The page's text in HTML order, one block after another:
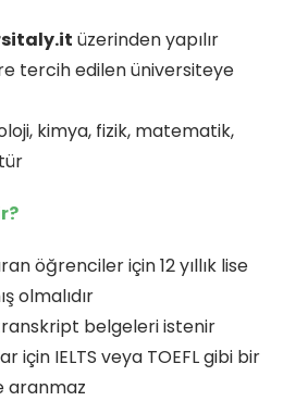
üzerinden yapılır
tercih edilen üniversiteye
kimya, fizik, matematik,
öğrenciler için 12 yıllık lise
olmalıdır
belgeleri istenir
için IELTS veya TOEFL gibi bir
aranmaz